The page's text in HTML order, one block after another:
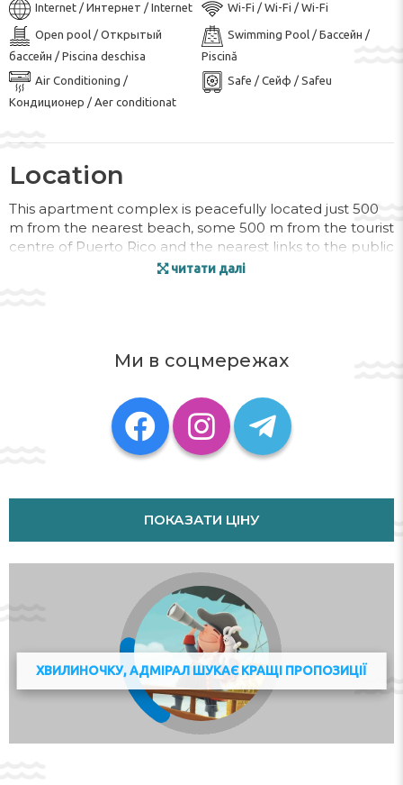
Internet / Интернет / Internet Wi-Fi / Wi-Fi / Wi-Fi
Open pool / Открытый
бассейн / Piscina deschisa
Swimming Pool / Бассейн /
Piscină
Air Conditioning /
Кондиционер / Aer conditionat
Safe / Сейф / Safeu
Location
This apartment complex is peacefully located just 500
m from the nearest beach, some 500 m from the tourist
centre of Puerto Rico and the nearest links to the public
desk is open round the clock. The safe can securely
guests in public areas. A garden provides extra space for
rest and relaxation in the open air. Guests arriving by car
can park their vehicles in the car park.
comfortable temperatures. A balcony or terrace is
among the standard features of some rooms. A safe and
a minibar are also available. All kitchenettes come with
a refrigerator, a microwave and a tea/coffee station. A
television with satellite/cable channels ensures
additional comfort. Bathrooms are equipped with a
shower. The apartment hotel has 13 non-smoking
rooms.
Sports/Entertainment
The sports and entertainment facilities at the hotel
читати далі
Ми в соцмережах
ПОКАЗАТИ ЦІНУ
ХВИЛИНОЧКУ, АДМІРАЛ ШУКАЄ КРАЩІ ПРОПОЗИЦІЇ